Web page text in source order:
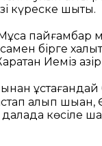
күреске шықты.
Мұса пайғамбар
бірге
Иеміз
алып шыққан,
көсіле